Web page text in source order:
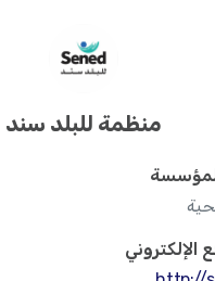
منظمة للبلد سند
الإلكتروني